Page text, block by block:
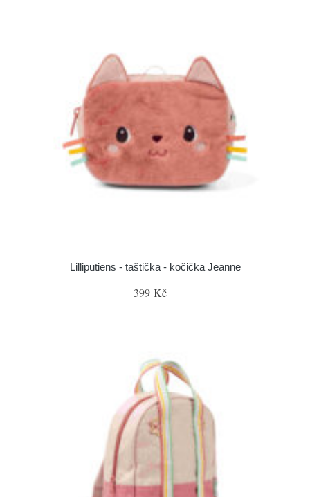
Lilliputiens - taštička - kočička Jeanne
399 Kč